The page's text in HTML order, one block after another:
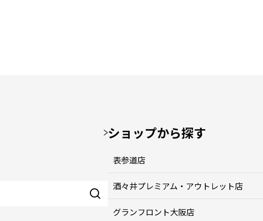
ショップから探す
表参道店
酒々井プレミアム・アウトレット店
グランフロント大阪店